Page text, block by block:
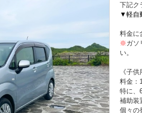
下記ク
▼軽自
料金に
※ ガソ
い。
《子
料金：
特に、
補助装
個々の